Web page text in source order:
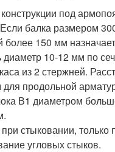
под
балка размером
более 150 мм
диаметр 10-12 мм по
из 2 стержней.
продольной
В1 диаметром
стыковании,
угловых стыков.